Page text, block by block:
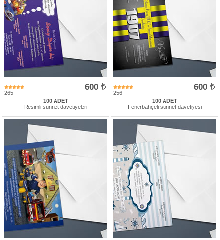
265
600
100 ADET
Resimli sünnet davetiyeleri
256
600
100 ADET
Fenerbahçeli sünnet davetiyesi